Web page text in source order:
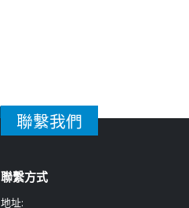
聯繫我們
聯繫方式
地址: